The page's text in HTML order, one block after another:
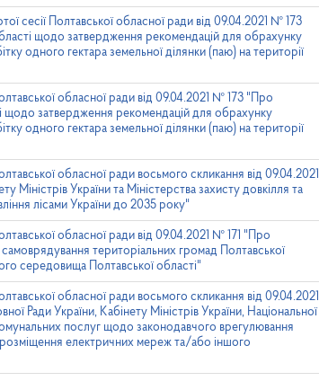
сесії Полтавської обласної ради від 09.04.2021 № 173
щодо затвердження рекомендацій для обрахунку
одного гектара земельної ділянки (паю) на території
обласної ради від 09.04.2021 № 173 "Про
щодо затвердження рекомендацій для обрахунку
одного гектара земельної ділянки (паю) на території
обласної ради восьмого скликання від 09.04.2021
України та Міністерства захисту довкілля та
лісами України до 2035 року"
обласної ради від 09.04.2021 № 171 "Про
територіальних громад Полтавської
середовища Полтавської області"
обласної ради восьмого скликання від 09.04.2021
Ради України, Кабінету Міністрів України, Національної
послуг щодо законодавчого врегулювання
електричних мереж та/або іншого